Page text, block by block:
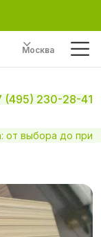
Москва
(495) 230-28-41
от выбора до